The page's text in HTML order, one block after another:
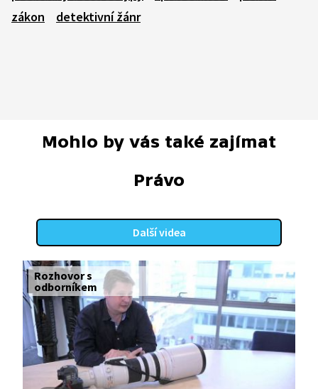
zákon
detektivní žánr
Mohlo by vás také zajímat
Právo
Další videa
Rozhovor s
odborníkem